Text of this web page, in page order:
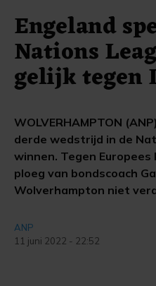
Engeland
Nations
gelijk tegen
WOLVERHAMPTON
derde wedstrijd in de
winnen. Tegen
ploeg van bondscoach
Wolverhampton niet
ANP
11 juni 2022 - 22:52